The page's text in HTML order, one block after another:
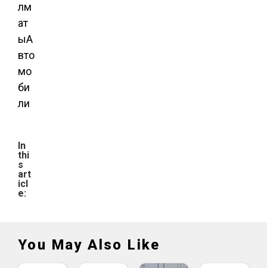
лм
ат
ыА
вто
мо
би
ли
In
thi
s
art
icl
e:
You May Also Like